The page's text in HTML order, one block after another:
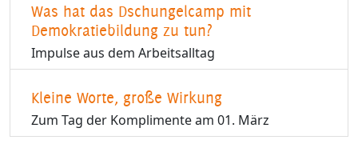
Was hat das Dschungelcamp mit
Demokratiebildung zu tun?
Impulse aus dem Arbeitsalltag
Kleine Worte, große Wirkung
Zum Tag der Komplimente am 01. März